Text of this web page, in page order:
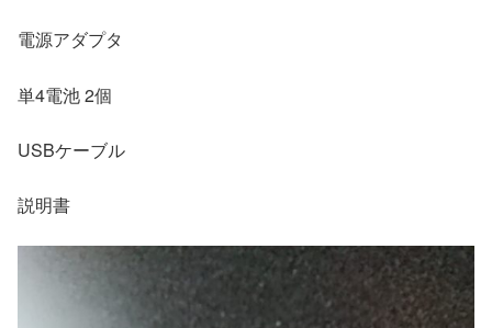
電源アダプタ
単4電池 2個
USBケーブル
説明書